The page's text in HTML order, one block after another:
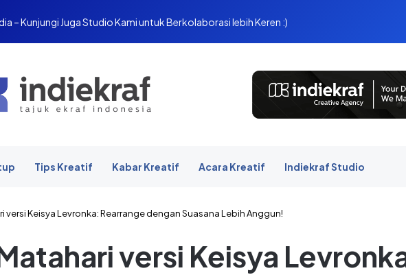
– Kunjungi Juga Studio Kami untuk Berkolaborasi lebih Keren :)
Tips Kreatif Kabar Kreatif Acara Kreatif Indiekraf Studio
versi Keisya Levronka: Rearrange dengan Suasana Lebih Anggun!
versi Keisya